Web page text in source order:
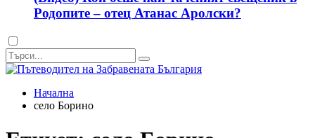
Родопите – отец Атанас Аролски?
Dark
mode
Начална
село Борино